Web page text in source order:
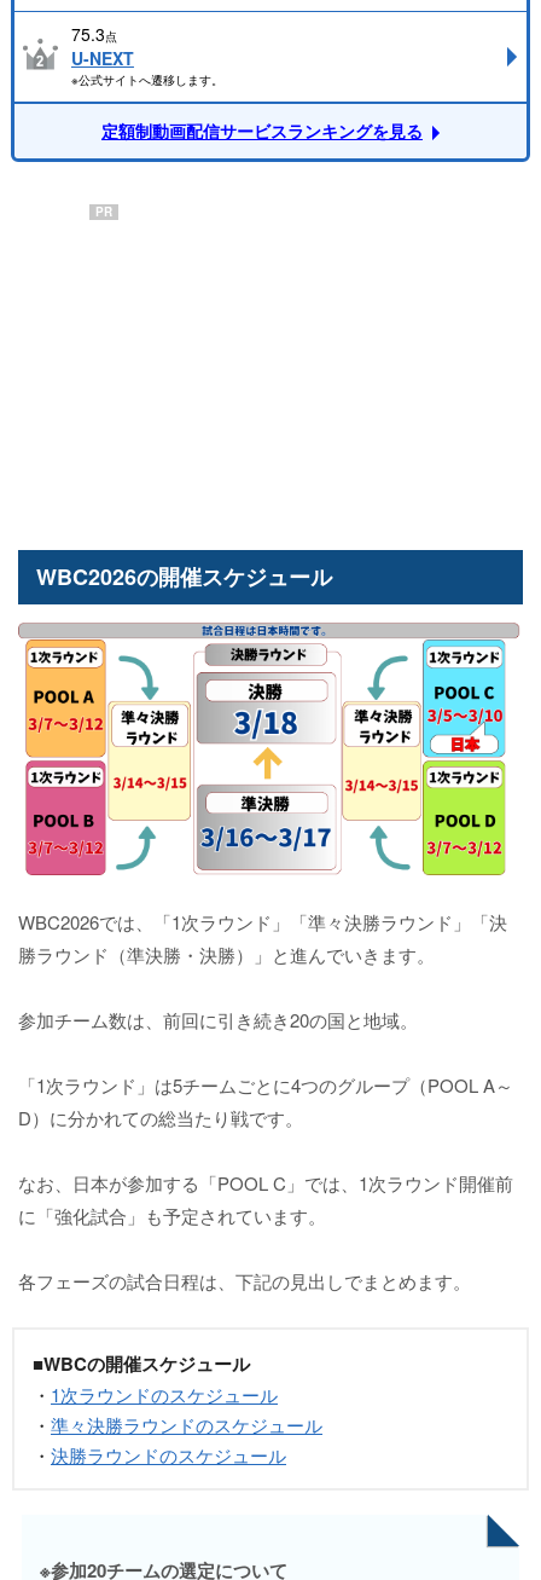
75.3点
U-NEXT
※公式サイトへ遷移します。
定額制動画配信サービスランキングを見る
PR
WBC2026の開催スケジュール
WBC2026では、「1次ラウンド」「準々決勝ラウンド」「決
勝ラウンド（準決勝・決勝）」と進んでいきます。
参加チーム数は、前回に引き続き20の国と地域。
「1次ラウンド」は5チームごとに4つのグループ（POOL A～
D）に分かれての総当たり戦です。
なお、日本が参加する「POOL C」では、1次ラウンド開催前
に「強化試合」も予定されています。
各フェーズの試合日程は、下記の見出しでまとめます。
■WBCの開催スケジュール
・ 1次ラウンドのスケジュール
・ 準々決勝ラウンドのスケジュール
・ 決勝ラウンドのスケジュール
※参加20チームの選定について